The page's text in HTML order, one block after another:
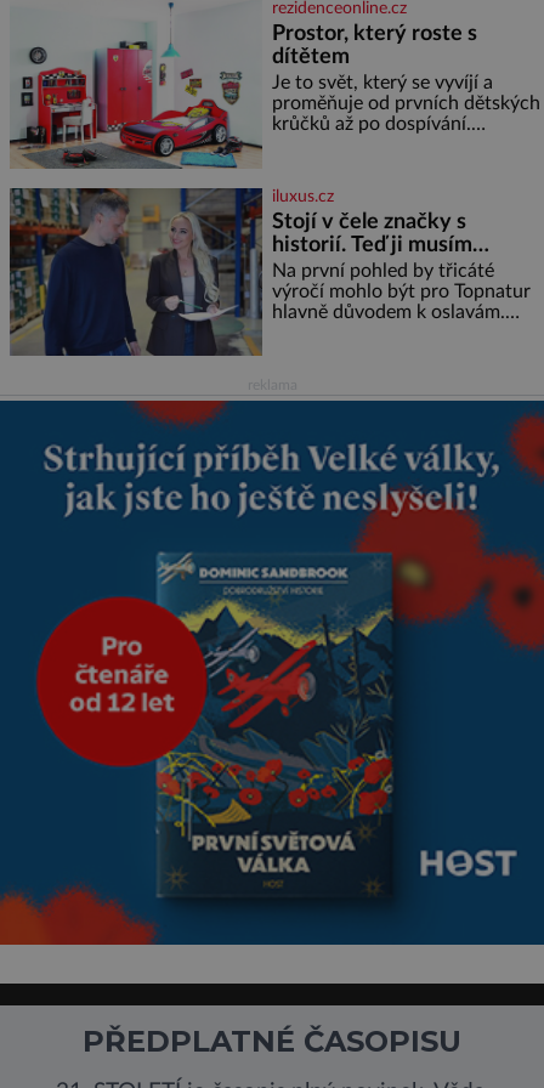
marně v paměti lovíte název
knížky, kterou jste nedávno
přečetli. Je to opravdu tak, s
věkem jako kdyby se paměť
rozhodla stávkovat. Cvičte
rezidenceonline.cz
Prostor, který roste s
dítětem
Je to svět, který se vyvíjí a
proměňuje od prvních dětských
krůčků až po dospívání.
soustředění i odpočinek a
reaguje na každou etapu života
a specifické potřeby dítěte. Pro
nejmenší je klíčová
jednoduchost, měkkost a
bezpečí, proto by pokoj
miminka měl působit především
iluxus.cz
Stojí v čele značky s
historií. Teď ji musím
připravit na dalších třicet
let
Na první pohled by třicáté
výročí mohlo být pro Topnatur
hlavně důvodem k oslavám.
PŘEDPLATNÉ ČASOPISU